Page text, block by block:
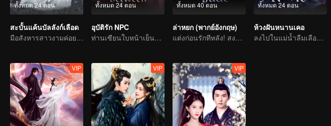
ทั้งหมด 24 ตอน
สะบั้นแค้นบัลลังก์เลือด
มือสังหารสาวงามค่อย ๆ ไล่ล่าองค์ชายแสนรัก
ทั้งหมด 24 ตอน
อุบัติรัก NPC
ท่านเซียนใบหน้าเย็นชาติดด่านเคราะห์ความรัก ตกหลุมรักนางมารสาว
ทั้งหมด 40 ตอน
ล่าหยก (พากย์อังกฤษ)
แต่งก่อนรักทีหลัง! สงครามหลอมรักแท้
ทั้งหมด 24 ตอน
ห้วงฝันหนานเคอ
ลงไปในแม่น้ำลืมเลือน มอบความฝันให้ท่าน
VIP VIP VIP